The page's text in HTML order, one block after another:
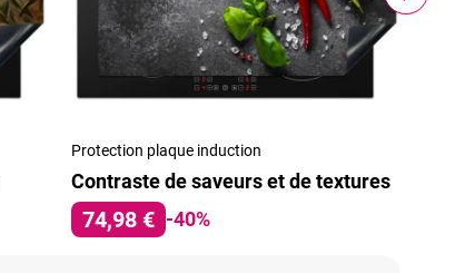
Protection plaque induction
Contraste de saveurs et de textures
74,98 € -40%